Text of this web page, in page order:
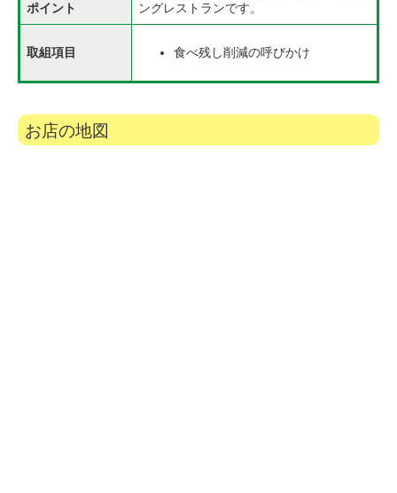
ポイント
ングレストランです。
取組項目 食べ残し削減の呼びかけ
お店の地図